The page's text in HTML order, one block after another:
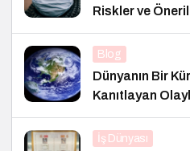
Riskler ve
Blog
Dünyanın Bir
Kanıtlayan
İş Dünyası